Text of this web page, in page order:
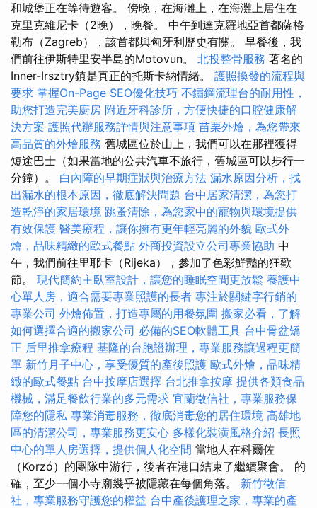
和城堡正在等待遊客。 傍晚，在海灘上，在海灘上居住在
克里克維尼卡（2晚），晚餐。 中午到達克羅地亞首都薩格
勒布（Zagreb），該首都與匈牙利歷史有關。 早餐後，我
們前往伊斯特里安半島的Motovun。 北投整骨服務 著名的
Inner-Irsztry鎮是真正的托斯卡納情緒。 護照換發的流程與
要求 掌握On-Page SEO優化技巧 不鏽鋼流理台的耐用性，
助您打造完美廚房 附近牙科診所，方便快捷的口腔健康解
決方案 護照代辦服務詳情與注意事項 苗栗外燴，為您帶來
高品質的外燴服務 舊城區位於山上，我們可以在那裡獲得
短途巴士（如果當地的公共汽車不旅行，舊城區可以步行一
分鐘）。 白內障的早期症狀與治療方法 漏水原因分析，找
出漏水的根本原因，徹底解決問題 台中居家清潔，為您打
造乾淨的家居環境 跳蚤清除，為您家中的寵物與環境提供
有效保護 醫美療程，讓你擁有更年輕亮麗的外貌 歐式外
燴，品味精緻的歐式餐點 外商投資設立公司專業協助 中
午，我們前往里耶卡（Rijeka），參加了色彩鮮豔的狂歡
節。 現代簡約主臥室設計，讓您的睡眠空間更放鬆 養護中
心單人房，適合需要專業照護的長者 專注於關鍵字行銷的
專業公司 外燴佈置，打造專屬的用餐氛圍 搬家必看，了解
如何選擇合適的搬家公司 必備的SEO軟體工具 台中骨盆矯
正 后里推拿療程 基隆的台胞證辦理，專業服務讓過程更簡
單 新竹月子中心，享受優質的產後照護 歐式外燴，品味精
緻的歐式餐點 台中按摩店選擇 台北推拿按摩 提供各類食品
機械，滿足餐飲行業的多元需求 宜蘭徵信社，專業服務保
障您的隱私 專業消毒服務，徹底消毒您的居住環境 高雄地
區的清潔公司，專業服務更安心 多樣化裝潢風格介紹 長照
中心的單人房選擇，提供個人化空間 當地人在科爾佐
（Korzó）的團隊中游行，後者在港口結束了繼續聚會。 的
確，至少一個小寺廟幾乎被隱藏在每個角落。 新竹徵信
社，專業服務守護您的權益 台中產後護理之家，專業的產